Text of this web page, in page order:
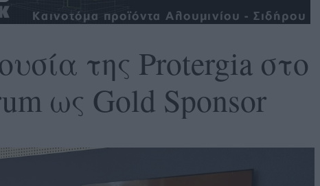
της Protergia στο
ως Gold Sponsor